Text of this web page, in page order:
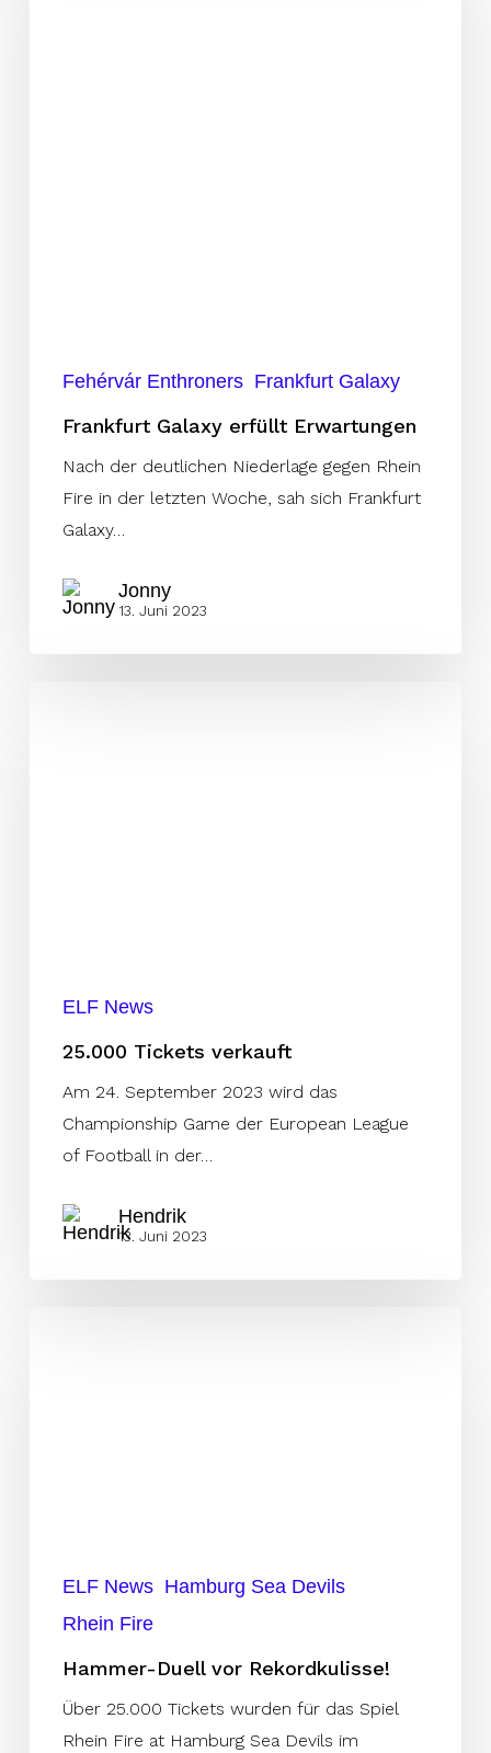
Fehérvár Enthroners Frankfurt Galaxy
Frankfurt Galaxy erfüllt Erwartungen
Nach der deutlichen Niederlage gegen Rhein
Fire in der letzten Woche, sah sich Frankfurt
Galaxy…
Jonny
13. Juni 2023
ELF News
25.000 Tickets verkauft
Am 24. September 2023 wird das
Championship Game der European League
of Football in der…
Hendrik
13. Juni 2023
ELF News Hamburg Sea Devils
Rhein Fire
Hammer-Duell vor Rekordkulisse!
Über 25.000 Tickets wurden für das Spiel
Rhein Fire at Hamburg Sea Devils im